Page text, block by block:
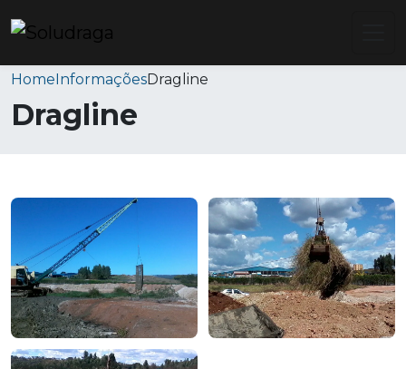
HomeInformaçõesDragline
Dragline